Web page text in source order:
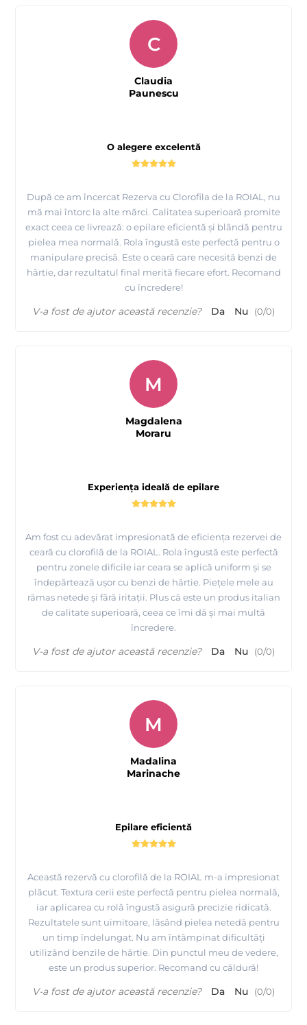
O alegere excelentă
După ce am încercat Rezerva cu Clorofila de la ROIAL, nu
mă mai întorc la alte mărci. Calitatea superioară promite
exact ceea ce livrează: o epilare eficientă și blândă pentru
pielea mea normală. Rola îngustă este perfectă pentru o
manipulare precisă. Este o ceară care necesită benzi de
hârtie, dar rezultatul final merită fiecare efort. Recomand
cu încredere!
C
Claudia
Paunescu
V-a fost de ajutor această recenzie? Da Nu (0/0)
Experiența ideală de epilare
Am fost cu adevărat impresionată de eficiența rezervei de
ceară cu clorofilă de la ROIAL. Rola îngustă este perfectă
pentru zonele dificile iar ceara se aplică uniform și se
îndepărtează ușor cu benzi de hârtie. Piețele mele au
rămas netede și fără iritații. Plus că este un produs italian
de calitate superioară, ceea ce îmi dă și mai multă
încredere.
M
Magdalena
Moraru
V-a fost de ajutor această recenzie? Da Nu (0/0)
Epilare eficientă
Această rezervă cu clorofilă de la ROIAL m-a impresionat
plăcut. Textura cerii este perfectă pentru pielea normală,
iar aplicarea cu rolă îngustă asigură precizie ridicată.
Rezultatele sunt uimitoare, lăsând pielea netedă pentru
un timp îndelungat. Nu am întâmpinat dificultăți
utilizând benzile de hârtie. Din punctul meu de vedere,
este un produs superior. Recomand cu căldură!
M
Madalina
Marinache
V-a fost de ajutor această recenzie? Da Nu (0/0)